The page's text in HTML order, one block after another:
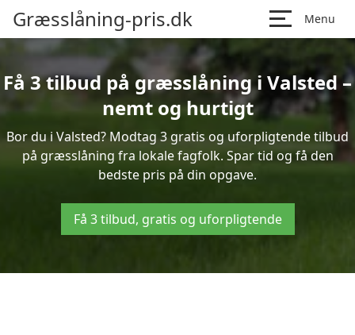
Græsslåning-pris.dk Menu
Få 3 tilbud på græsslåning i Valsted –
nemt og hurtigt
Bor du i Valsted? Modtag 3 gratis og uforpligtende tilbud
på græsslåning fra lokale fagfolk. Spar tid og få den
bedste pris på din opgave.
Få 3 tilbud, gratis og uforpligtende